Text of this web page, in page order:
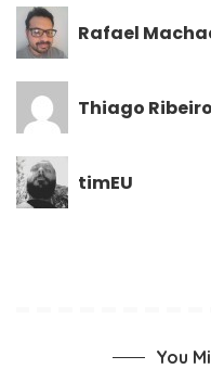
Rafael
Thiago Ribeiro
timEU
You